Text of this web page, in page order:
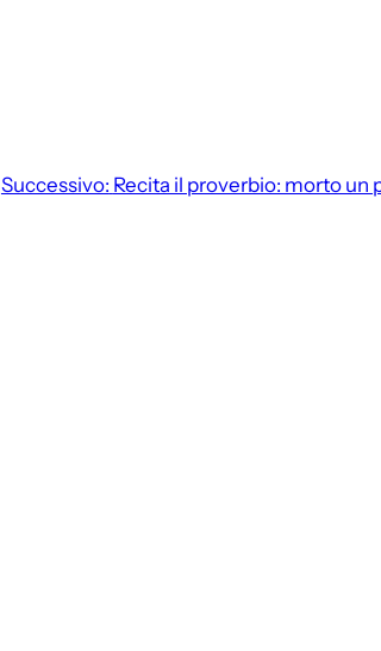
Successivo: Recita il proverbio: morto un